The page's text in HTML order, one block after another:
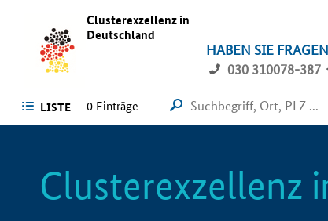
Clusterexzellenz in
Deutschland
HABEN SIE
030 310078-387
LISTE 0 Einträge
Clusterexzellenz